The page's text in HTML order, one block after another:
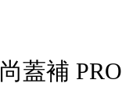
尚蓋補 PRO